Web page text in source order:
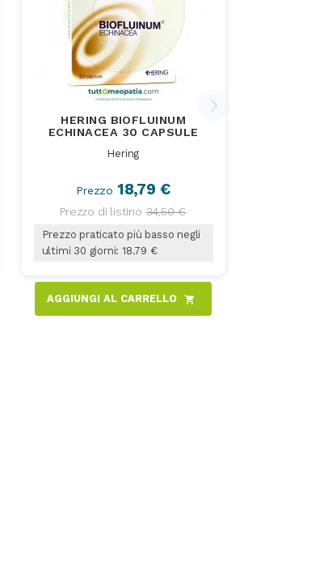
HERING BIOFLUINUM
ECHINACEA 30 CAPSULE
Hering
Prezzo 18,79 €
Prezzo di listino 34,50 €
Prezzo praticato più basso negli
ultimi 30 giorni: 18.79 €
AGGIUNGI AL CARRELLO shopping_cart